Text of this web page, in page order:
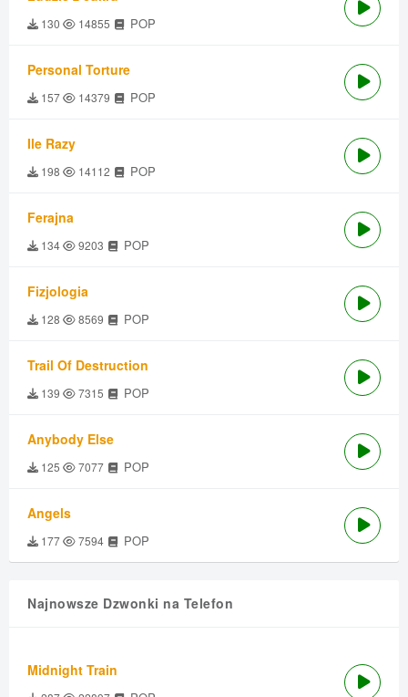
130 14855 POP
Personal Torture
157 14379 POP
Ile Razy
198 14112 POP
Ferajna
134 9203 POP
Fizjologia
128 8569 POP
Trail Of Destruction
139 7315 POP
Anybody Else
125 7077 POP
Angels
177 7594 POP
Najnowsze Dzwonki na Telefon
Midnight Train